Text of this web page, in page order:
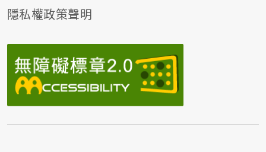
隱私權政策聲明